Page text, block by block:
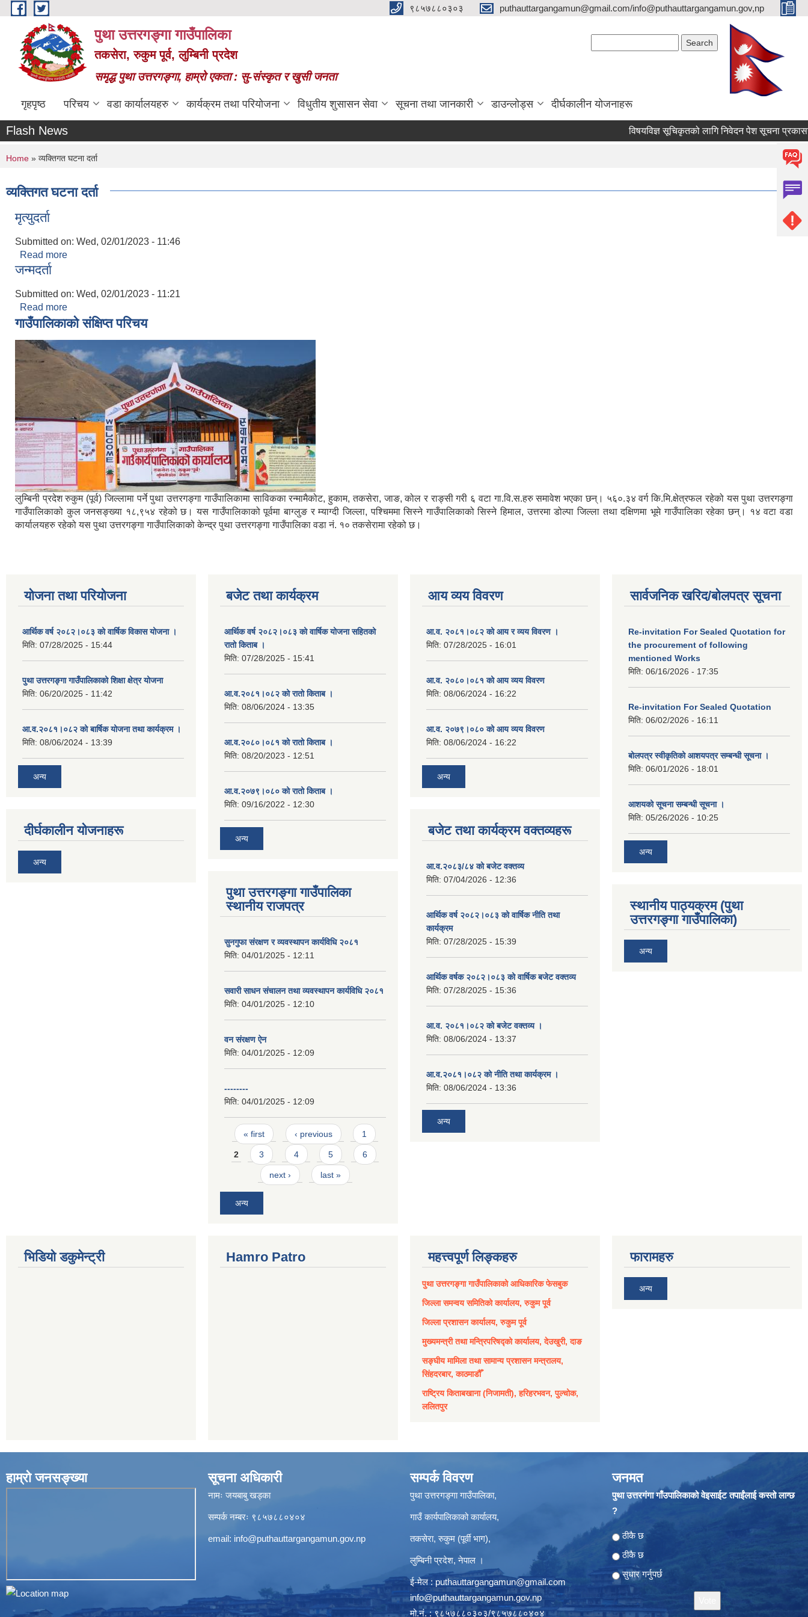
Skip to main content ९८५७८८०३०३ puthauttargangamun@gmail.com/info@puthauttargangamun.gov,np
पुथा उत्तरगङ्गा गाउँपालिका
तकसेरा, रुकुम पूर्व, लुम्बिनी प्रदेश
समृद्ध पुथा उत्तरगङ्गा, हाम्रो एकता : सु-संस्कृत र खुसी जनता
गृहपृष्ठ परिचय वडा कार्यालयहरु कार्यक्रम तथा परियोजना विधुतीय शुसासन सेवा सूचना तथा जानकारी डाउन्लोड्स दीर्घकालीन योजनाहरू
Flash News विषयविज्ञ सूचिकृतको लागि निवेदन पेश सूचना प्रकासन
You are here
Home » व्यक्तिगत घटना दर्ता
व्यक्तिगत घटना दर्ता
मृत्युदर्ता
Submitted on: Wed, 02/01/2023 - 11:46
Read more
जन्मदर्ता
Submitted on: Wed, 02/01/2023 - 11:21
Read more
गाउँपालिकाको संक्षिप्त परिचय
लुम्बिनी प्रदेश रुकुम (पूर्व) जिल्लामा पर्ने पुथा उत्तरगङ्गा गाउँपालिकामा साविकका रन्मामैकोट, हुकाम, तकसेरा, जाङ, कोल र राङ्सी गरी ६ वटा गा.वि.स.हरु समावेश भएका छन्। ५६०.३४ वर्ग कि.मि.क्षेत्रफल रहेको यस पुथा उत्तरगङ्गा
गाउँपालिकाको कुल जनसङ्ख्या १८,९५४ रहेको छ। यस गाउँपालिकाको पूर्वमा बाग्लुङ र म्याग्दी जिल्ला, पश्चिममा सिस्ने गाउँपालिकाको सिस्ने हिमाल, उत्तरमा डोल्पा जिल्ला तथा दक्षिणमा भूमे गाउँपालिका रहेका छन्। १४ वटा वडा
कार्यालयहरु रहेको यस पुथा उत्तरगङ्गा गाउँपालिकाको केन्द्र पुथा उत्तरगङ्गा गाउँपालिका वडा नं. १० तकसेरामा रहेको छ।
योजना तथा परियोजना
आर्थिक वर्ष २०८२।०८३ को वार्षिक विकास योजना ।
मिति: 07/28/2025 - 15:44
पुथा उत्तरगङ्गा गाउँपालिकाको शिक्षा क्षेत्र योजना
मिति: 06/20/2025 - 11:42
आ.व.२०८१।०८२ को बार्षिक योजना तथा कार्यक्रम ।
मिति: 08/06/2024 - 13:39
अन्य
दीर्घकालीन योजनाहरू
अन्य
बजेट तथा कार्यक्रम
आर्थिक वर्ष २०८२।०८३ को वार्षिक योजना सहितको
रातो किताब ।
मिति: 07/28/2025 - 15:41
आ.व.२०८१।०८२ को रातो किताब ।
मिति: 08/06/2024 - 13:35
आ.व.२०८०।०८१ को रातो किताब ।
मिति: 08/20/2023 - 12:51
आ.व.२०७९।०८० को रातो किताब ।
मिति: 09/16/2022 - 12:30
अन्य
पुथा उत्तरगङ्गा गाउँपालिका
स्थानीय राजपत्र
सुनगुफा संरक्षण र व्यवस्थापन कार्यविधि २०८१
मिति: 04/01/2025 - 12:11
सवारी साधन संचालन तथा व्यवस्थापन कार्यविधि २०८१
मिति: 04/01/2025 - 12:10
वन संरक्षण ऐन
मिति: 04/01/2025 - 12:09
--------
मिति: 04/01/2025 - 12:09
Pages
« first ‹ previous 1
2 3 4 5 6
next › last »
अन्य
आय व्यय विवरण
आ.व. २०८१।०८२ को आय र व्यय विवरण ।
मिति: 07/28/2025 - 16:01
आ.व. २०८०।०८१ को आय व्यय विवरण
मिति: 08/06/2024 - 16:22
आ.व. २०७९।०८० को आय व्यय विवरण
मिति: 08/06/2024 - 16:22
अन्य
बजेट तथा कार्यक्रम वक्तव्यहरू
आ.व.२०८३/८४ को बजेट वक्तव्य
मिति: 07/04/2026 - 12:36
आर्थिक वर्ष २०८२।०८३ को वार्षिक नीति तथा
कार्यक्रम
मिति: 07/28/2025 - 15:39
आर्थिक वर्षक २०८२।०८३ को वार्षिक बजेट वक्तव्य
मिति: 07/28/2025 - 15:36
आ.व. २०८१।०८२ को बजेट वक्तव्य ।
मिति: 08/06/2024 - 13:37
आ.व.२०८१।०८२ को नीति तथा कार्यक्रम ।
मिति: 08/06/2024 - 13:36
अन्य
सार्वजनिक खरिद/बोलपत्र सूचना
Re-invitation For Sealed Quotation for
the procurement of following
mentioned Works
मिति: 06/16/2026 - 17:35
Re-invitation For Sealed Quotation
मिति: 06/02/2026 - 16:11
बोलपत्र स्वीकृतिको आशयपत्र सम्बन्धी सूचना ।
मिति: 06/01/2026 - 18:01
आशयको सूचना सम्बन्धी सूचना ।
मिति: 05/26/2026 - 10:25
अन्य
स्थानीय पाठ्यक्रम (पुथा
उत्तरगङ्गा गाउँपालिका)
अन्य
भिडियो डकुमेन्ट्री Hamro Patro महत्त्वपूर्ण लिङ्कहरु
पुथा उत्तरगङ्गा गाउँपालिकाको आधिकारिक फेसबुक
जिल्ला समन्वय समितिको कार्यालय, रुकुम पूर्व
जिल्ला प्रशासन कार्यालय, रुकुम पूर्व
मुख्यमन्त्री तथा मन्त्रिपरिषद्को कार्यालय, देउखुरी, दाङ
सङ्घीय मामिला तथा सामान्य प्रशासन मन्त्रालय,
सिंहदरबार, काठमाडौँ
राष्ट्रिय किताबखाना (निजामती), हरिहरभवन, पुल्चोक,
ललितपुर
फारामहरु
अन्य
हाम्रो जनसङ्ख्या सूचना अधिकारी
नामः जयबाबु खड्का
सम्पर्क नम्बरः ९८५७८८०४०४
email: info@puthauttargangamun.gov.np
सम्पर्क विवरण
पुथा उत्तरगङ्गा गाउँपालिका,
गाउँ कार्यपालिकाको कार्यालय,
तकसेरा, रुकुम (पूर्वी भाग),
लुम्बिनी प्रदेश, नेपाल ।
ई-मेल : puthauttargangamun@gmail.com
info@puthauttargangamun.gov.np
मो.नं. : ९८५७८८०३०३/९८५७८८०४०४
जनमत
पुथा उत्तरगंगा गाँउपालिकाको वेइसाईट तपाईंलाई कस्तो लाग्छ
?
Choices
ठीकै छ
ठीकै छ
सुधार गर्नुपर्छ